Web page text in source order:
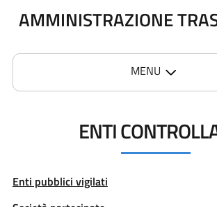
AMMINISTRAZIONE
MENU
ENTI
Enti pubblici vigilati